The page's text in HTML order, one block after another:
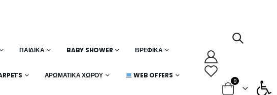
ΠΑΙΔΙΚΆ BABY SHOWER ΒΡΕΦΙΚΆ
ΑΡΩΜΑΤΙΚΆ ΧΏΡΟΥ WEB OFFERS
0